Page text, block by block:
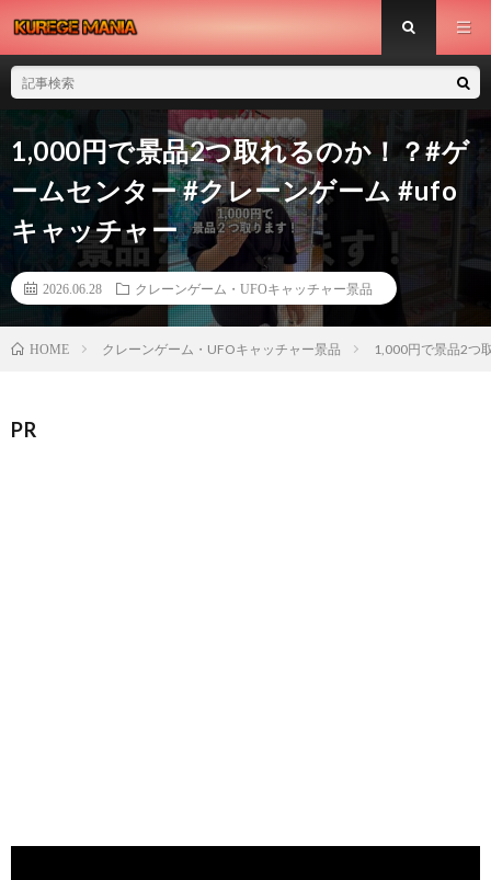
1,000円で景品2つ取れるのか！？#ゲ
ームセンター #クレーンゲーム #ufo
キャッチャー
2026.06.28 クレーンゲーム・UFOキャッチャー景品
HOME クレーンゲーム・UFOキャッチャー景品 1,000円で景品2つ
PR